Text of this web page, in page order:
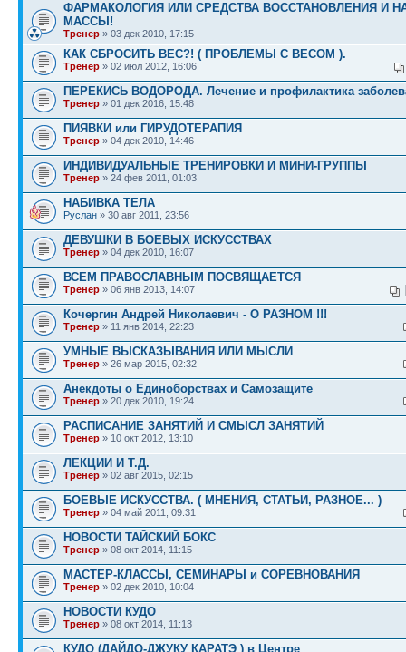
ФАРМАКОЛОГИЯ ИЛИ СРЕДСТВА ВОССТАНОВЛЕНИЯ И
МАССЫ!
Тренер » 03 дек 2010, 17:15
КАК СБРОСИТЬ ВЕС?! ( ПРОБЛЕМЫ С ВЕСОМ ).
Тренер » 02 июл 2012, 16:06
ПЕРЕКИСЬ ВОДОРОДА. Лечение и профилактика
Тренер » 01 дек 2016, 15:48
ПИЯВКИ или ГИРУДОТЕРАПИЯ
Тренер » 04 дек 2010, 14:46
ИНДИВИДУАЛЬНЫЕ ТРЕНИРОВКИ И МИНИ-ГРУППЫ
Тренер » 24 фев 2011, 01:03
НАБИВКА ТЕЛА
Руслан » 30 авг 2011, 23:56
ДЕВУШКИ В БОЕВЫХ ИСКУССТВАХ
Тренер » 04 дек 2010, 16:07
ВСЕМ ПРАВОСЛАВНЫМ ПОСВЯЩАЕТСЯ
Тренер » 06 янв 2013, 14:07
Кочергин Андрей Николаевич - О РАЗНОМ !!!
Тренер » 11 янв 2014, 22:23
УМНЫЕ ВЫСКАЗЫВАНИЯ ИЛИ МЫСЛИ
Тренер » 26 мар 2015, 02:32
Анекдоты о Единоборствах и Самозащите
Тренер » 20 дек 2010, 19:24
РАСПИСАНИЕ ЗАНЯТИЙ И СМЫСЛ ЗАНЯТИЙ
Тренер » 10 окт 2012, 13:10
ЛЕКЦИИ И Т.Д.
Тренер » 02 авг 2015, 02:15
БОЕВЫЕ ИСКУССТВА. ( МНЕНИЯ, СТАТЬИ, РАЗНОЕ... )
Тренер » 04 май 2011, 09:31
НОВОСТИ ТАЙСКИЙ БОКС
Тренер » 08 окт 2014, 11:15
МАСТЕР-КЛАССЫ, СЕМИНАРЫ и СОРЕВНОВАНИЯ
Тренер » 02 дек 2010, 10:04
НОВОСТИ КУДО
Тренер » 08 окт 2014, 11:13
КУДО (ДАЙДО-ДЖУКУ КАРАТЭ ) в Центре